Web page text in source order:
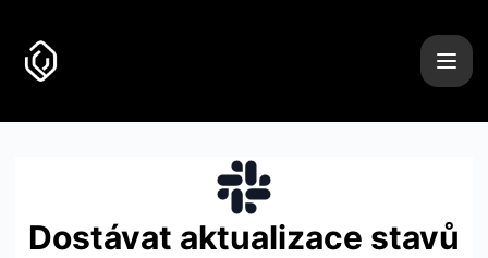
Dostávat aktualizace stavů